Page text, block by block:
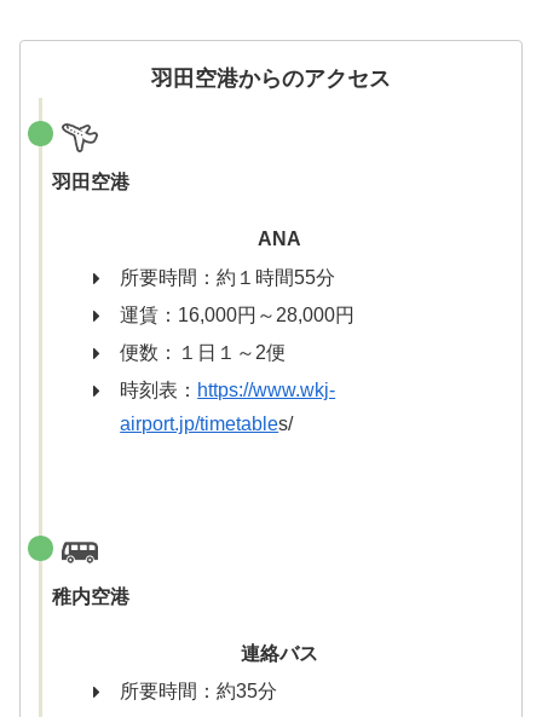
羽田空港からのアクセス
羽田空港
ANA
所要時間：約１時間55分
運賃：16,000円～28,000円
便数：１日１～2便
時刻表： https://www.wkj-
airport.jp/timetables/
稚内空港
連絡バス
所要時間：約35分